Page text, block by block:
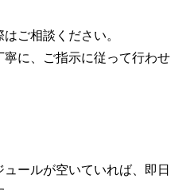
ご相談ください。
に、ご指示に従って行わせ
ールが空いていれば、即日